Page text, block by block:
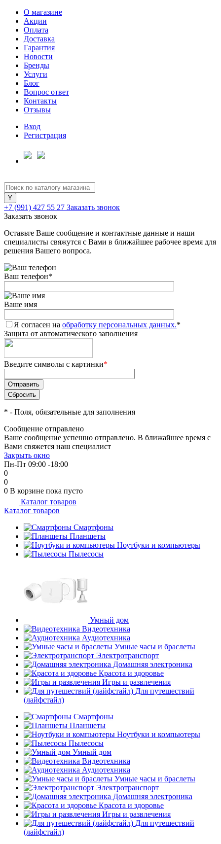
О магазине
Акции
Оплата
Доставка
Гарантия
Новости
Бренды
Услуги
Блог
Вопрос ответ
Контакты
Отзывы
Вход
Регистрация
+7 (991) 427 55 27 Заказать звонок
Заказать звонок
Оставьте Ваше сообщение и контактные данные и наши
специалисты свяжутся с Вами в ближайшее рабочее время для
решения Вашего вопроса.
Ваш телефон*
Ваше имя
Я согласен на обработку персональных данных.*
Защита от автоматического заполнения
Введите символы с картинки*
* - Поля, обязательные для заполнения
Сообщение отправлено
Ваше сообщение успешно отправлено. В ближайшее время с
Вами свяжется наш специалист
Закрыть окно
Пн-Пт 09:00 -18:00
0
0
0 В корзине пока пусто
Каталог товаров
Каталог товаров
Смартфоны
Планшеты
Ноутбуки и компьютеры
Пылесосы
Умный дом
Видеотехника
Аудиотехника
Умные часы и браслеты
Электротранспорт
Домашняя электроника
Красота и здоровье
Игры и развлечения
Для путешествий
(лайфстайл)
Смартфоны
Планшеты
Ноутбуки и компьютеры
Пылесосы
Умный дом
Видеотехника
Аудиотехника
Умные часы и браслеты
Электротранспорт
Домашняя электроника
Красота и здоровье
Игры и развлечения
Для путешествий
(лайфстайл)
Для клиентов всех банков
Разбейте
оплатуна части
без переплат
График платежей
Сегодня
25%
Добавляйте товары
в корзину
Оплачивайте сегодня только
25% картой любого банка
Получайте товар
выбранный способом
Оставшиеся75% будут
списыватьсяс вашей карты
по
Подробнее
об оплате Плайтом
недели
раз в 2 недели
plait.ru